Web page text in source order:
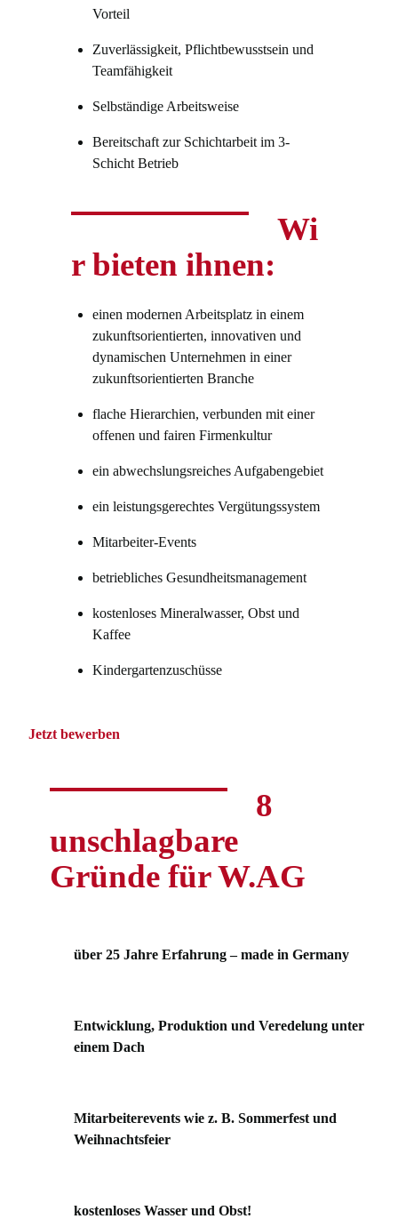
Vorteil
Zuverlässigkeit, Pflichtbewusstsein und
Teamfähigkeit
Selbständige Arbeitsweise
Bereitschaft zur Schichtarbeit im 3-
Schicht Betrieb
Wi
r bieten ihnen:
einen modernen Arbeitsplatz in einem
zukunftsorientierten, innovativen und
dynamischen Unternehmen in einer
zukunftsorientierten Branche
flache Hierarchien, verbunden mit einer
offenen und fairen Firmenkultur
ein abwechslungsreiches Aufgabengebiet
ein leistungsgerechtes Vergütungssystem
Mitarbeiter-Events
betriebliches Gesundheitsmanagement
kostenloses Mineralwasser, Obst und
Kaffee
Kindergartenzuschüsse
Jetzt bewerben
8
unschlagbare
Gründe für W.AG
über 25 Jahre Erfahrung – made in Germany
Entwicklung, Produktion und Veredelung unter
einem Dach
Mitarbeiterevents wie z. B. Sommerfest und
Weihnachtsfeier
kostenloses Wasser und Obst!